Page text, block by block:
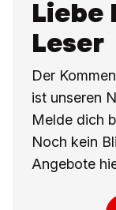
Liebe
Leser
Der
ist unseren
Melde dich
Noch kein
Angebote